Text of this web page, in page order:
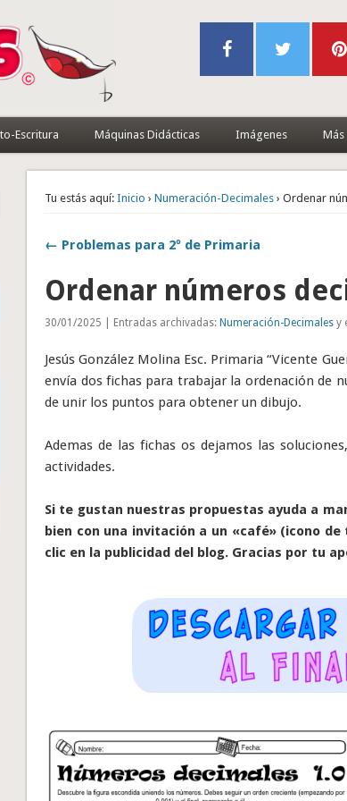
Escritura Máquinas Didácticas Imágenes Más
Tu estás aquí: Inicio ›Numeración-Decimales › Ordenar
← Problemas para 2º de Primaria
Ordenar números
30/01/2025 | Entradas archivadas:Numeración-Decimales y
Jesús González Molina Esc. Primaria “Vicente
envía dos fichas para trabajar la ordenación de
de unir los puntos para obtener un dibujo.
Ademas de las fichas os dejamos las
actividades.
Si te gustan nuestras propuestas ayuda a
bien con una invitación a un «café» (icono
clic en la publicidad del blog. Gracias por tu